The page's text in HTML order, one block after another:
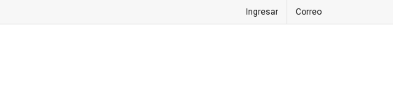
Ingresar Correo